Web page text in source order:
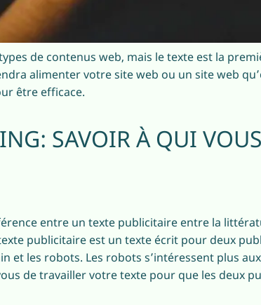
de contenus web, mais le texte est la
alimenter votre site web ou un site web
être efficace.
SAVOIR À QUI
entre un texte publicitaire entre la
publicitaire est un texte écrit pour deux
et les robots. Les robots s’intéressent plus
de travailler votre texte pour que les deux